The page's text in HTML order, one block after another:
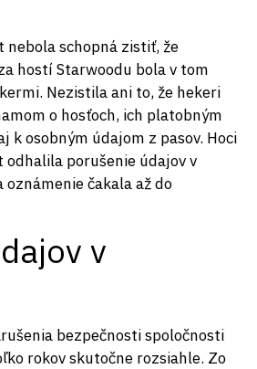
nebola schopná zistiť, že
hostí Starwoodu bola v tom
Nezistila ani to, že hekeri
o hosťoch, ich platobným
k osobným údajom z pasov. Hoci
porušenie údajov v
čakala až do
v
bezpečnosti spoločnosti
rokov skutočne rozsiahle. Zo